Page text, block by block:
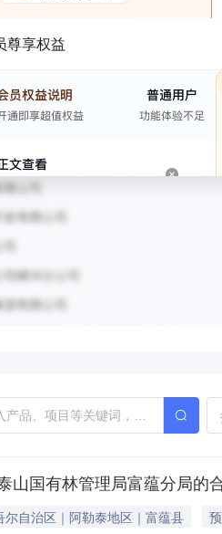
尊享权益
山国有林管理局富蕴分局的
尔自治区｜阿勒泰地区｜富蕴县